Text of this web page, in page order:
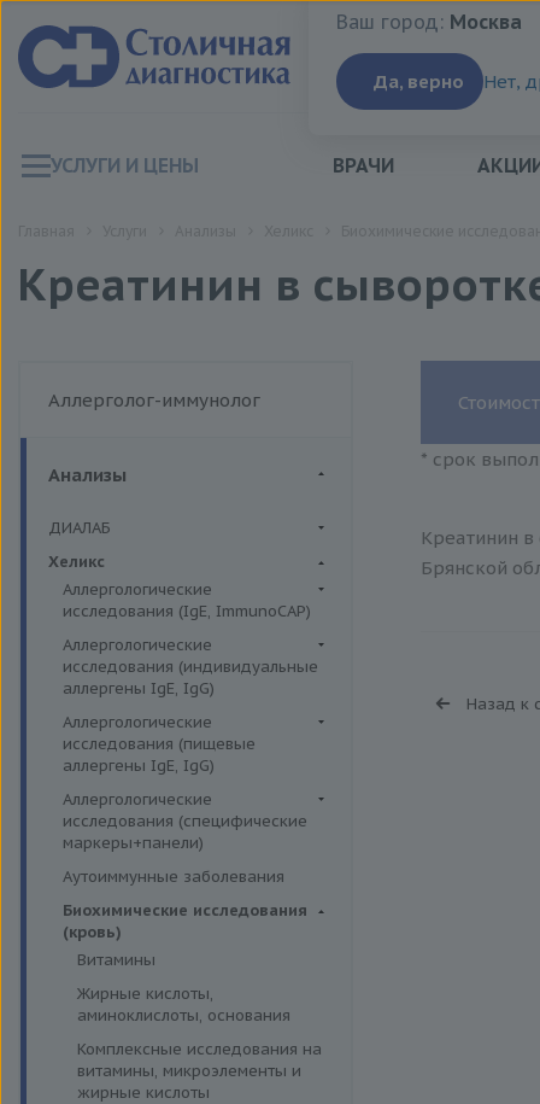
Ваш город:Москва
Ваш город: Москва
Да, верно Нет,
УСЛУГИ И ЦЕНЫ ВРАЧИ
Креатинин в
Аллерголог-иммунолог
Анализы
ДИАЛАБ
Биохимия крови
Хеликс
Аллергологические
исследования (IgE, ImmunoCAP)
Аллергены животных
Аллергены пыльцы
Бытовые аллергены
Пищевые аллегрены
Аллергологические
исследования (индивидуальные
аллергены IgE, IgG)
Аллергены гельминтов IgE
Аллергены деревьев IgE, IgG
Аллергены металлов IgE
Аллергены сорных трав IgE
Аллергены трав IgE
Бытовые аллергены IgE, IgG
Инсектные аллергены IgE
Лекарственные аллергены IgE,
IgG
Прочие аллергены IgE, IgG
Аллергологические
исследования (пищевые
аллергены IgE, IgG)
Пищевые аллегрены IgE
Пищевые аллегрены IgG
Аллергологические
исследования (специфические
маркеры+панели)
Неспецифические маркеры
аллергических реакций
Определение специфических
иммуноглобулинов класса G
иммуноглобулинов класса Е
Прогнозирование
эффективности АСИТ
Аутоиммунные заболевания
Биохимические исследования
(кровь)
Витамины
Жирные кислоты,
аминоклислоты, основания
Комплексные исследования на
витамины, микроэлементы и
жирные кислоты
* срок
Креатинин
Брянской
Назад к